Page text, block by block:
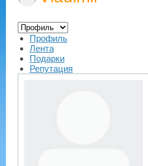
Профиль
Лента
Подарки
Репутация